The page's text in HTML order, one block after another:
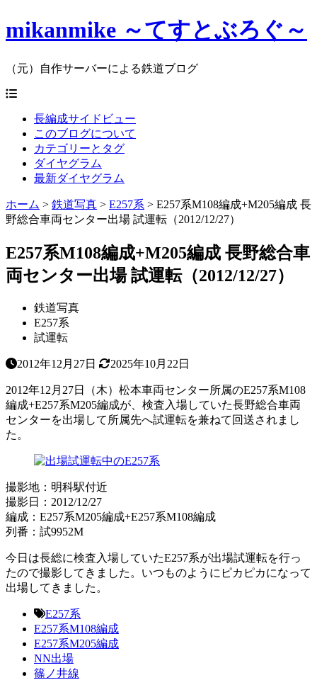
mikanmike ～てすとぶろぐ～
（元）自作サーバーによる鉄道ブログ
長編成サイドビュー
このブログについて
カテゴリーとタグ
ダイヤグラム
最新ダイヤグラム
ホーム > 鉄道写真 > E257系 > E257系M108編成+M205編成 長
野総合車両センター出場 試運転（2012/12/27）
E257系M108編成+M205編成 長野総合車
両センター出場 試運転（2012/12/27）
鉄道写真
E257系
試運転
2012年12月27日 2025年10月22日
2012年12月27日（木）松本車両センター所属のE257系M108
編成+E257系M205編成が、検査入場していた長野総合車両
センターを出場して所属先へ試運転を兼ねて回送されまし
た。
撮影地：明科駅付近
撮影日：2012/12/27
編成：E257系M205編成+E257系M108編成
列番：試9952M
今日は長総に検査入場していたE257系が出場試運転を行っ
たので撮影してきました。いつものようにピカピカになって
出場してきました。
E257系
E257系M108編成
E257系M205編成
NN出場
篠ノ井線